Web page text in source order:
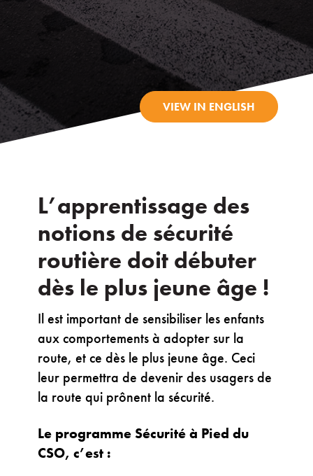
VIEW IN ENGLISH
L’apprentissage des
notions de sécurité
routière doit débuter
dès le plus jeune âge !
Il est important de sensibiliser les enfants
aux comportements à adopter sur la
route, et ce dès le plus jeune âge. Ceci
leur permettra de devenir des usagers de
la route qui prônent la sécurité.
Le programme Sécurité à Pied du
CSO, c’est :